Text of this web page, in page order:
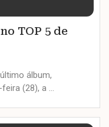
TOP 5 de
álbum,
feira (28), a …